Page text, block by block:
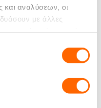
και αναλύσεων, οι
με άλλες